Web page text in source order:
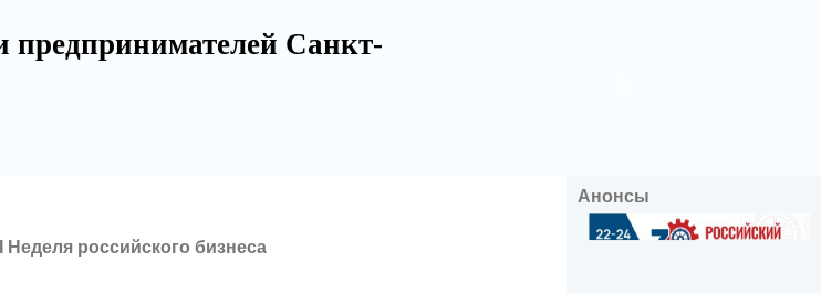
Санкт-
Неделя российского бизнеса
Анонсы